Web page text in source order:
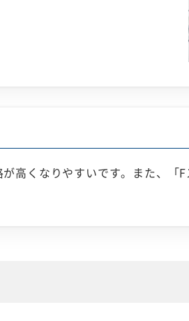
高くなりやすいです。また、「